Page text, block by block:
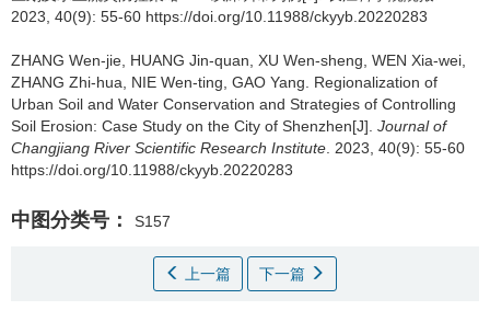
2023, 40(9): 55-60 https://doi.org/10.11988/ckyyb.20220283
ZHANG Wen-jie, HUANG Jin-quan, XU Wen-sheng, WEN Xia-wei,
ZHANG Zhi-hua, NIE Wen-ting, GAO Yang. Regionalization of
Urban Soil and Water Conservation and Strategies of Controlling
Soil Erosion: Case Study on the City of Shenzhen[J]. Journal of
Changjiang River Scientific Research Institute . 2023, 40(9): 55-60
https://doi.org/10.11988/ckyyb.20220283
中图分类号： S157
上一篇 下一篇